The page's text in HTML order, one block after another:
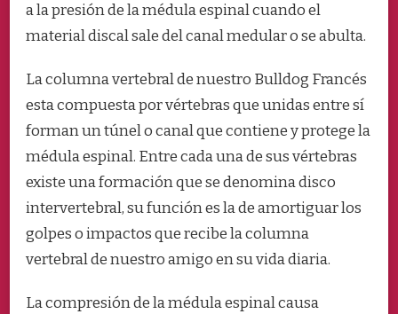
a la presión de la médula espinal cuando el
material discal sale del canal medular o se abulta.
La columna vertebral de nuestro Bulldog Francés
esta compuesta por vértebras que unidas entre sí
forman un túnel o canal que contiene y protege la
médula espinal. Entre cada una de sus vértebras
existe una formación que se denomina disco
intervertebral, su función es la de amortiguar los
golpes o impactos que recibe la columna
vertebral de nuestro amigo en su vida diaria.
La compresión de la médula espinal causa